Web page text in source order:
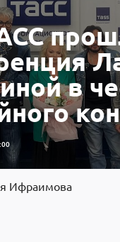
в
Ифраимова